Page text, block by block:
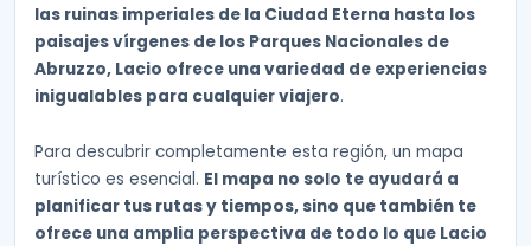
las ruinas imperiales de la Ciudad Eterna hasta los
paisajes vírgenes de los Parques Nacionales de
Abruzzo, Lacio ofrece una variedad de experiencias
inigualables para cualquier viajero.
Para descubrir completamente esta región, un mapa
turístico es esencial. El mapa no solo te ayudará a
planificar tus rutas y tiempos, sino que también te
ofrece una amplia perspectiva de todo lo que Lacio